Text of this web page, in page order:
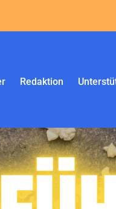
Redaktion